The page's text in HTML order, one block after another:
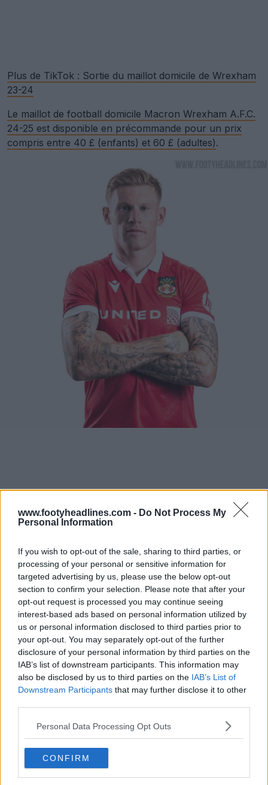
www.footyheadlines.com - Do Not Process My
Personal Information
If you wish to opt-out of the sale, sharing to third parties, or
processing of your personal or sensitive information for
targeted advertising by us, please use the below opt-out
section to confirm your selection. Please note that after your
opt-out request is processed you may continue seeing
interest-based ads based on personal information utilized by
us or personal information disclosed to third parties prior to
your opt-out. You may separately opt-out of the further
disclosure of your personal information by third parties on the
IAB’s list of downstream participants. This information may
also be disclosed by us to third parties on the IAB’s List of
Downstream Participants that may further disclose it to other
Personal Data Processing Opt Outs
CONFIRM
Plus de TikTok : Sortie du maillot domicile de Wrexham
23-24
Le maillot de football domicile Macron Wrexham A.F.C.
24-25 est disponible en précommande pour un prix
compris entre 40 £ (enfants) et 60 £ (adultes).
Tu aimes le nouveau maillot domicile 2024-2025 de
Wrexham ? Commente ci-dessous.